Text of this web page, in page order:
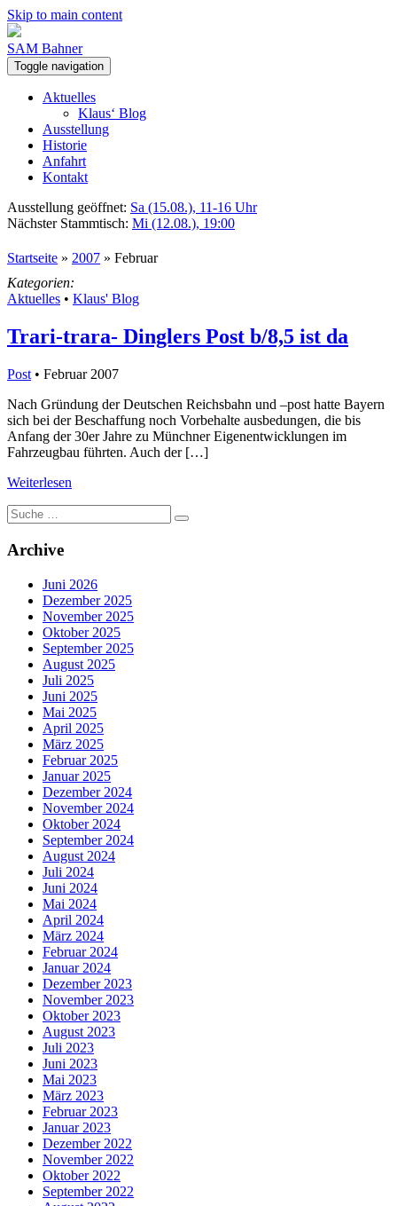
Skip to main content
SAM Bahner
Toggle navigation
Aktuelles
Klaus‘ Blog
Ausstellung
Historie
Anfahrt
Kontakt
Ausstellung geöffnet: Sa (15.08.), 11-16 Uhr
Nächster Stammtisch: Mi (12.08.), 19:00
Startseite » 2007 » Februar
Kategorien:
Aktuelles • Klaus' Blog
Trari-trara- Dinglers Post b/8,5 ist da
Post • Februar 2007
Nach Gründung der Deutschen Reichsbahn und –post hatte Bayern
sich bei der Beschaffung noch Vorbehalte ausbedungen, die bis
Anfang der 30er Jahre zu Münchner Eigenentwicklungen im
Fahrzeugbau führten. Auch der […]
Weiterlesen
Suche
nach:
Archive
Juni 2026
Dezember 2025
November 2025
Oktober 2025
September 2025
August 2025
Juli 2025
Juni 2025
Mai 2025
April 2025
März 2025
Februar 2025
Januar 2025
Dezember 2024
November 2024
Oktober 2024
September 2024
August 2024
Juli 2024
Juni 2024
Mai 2024
April 2024
März 2024
Februar 2024
Januar 2024
Dezember 2023
November 2023
Oktober 2023
August 2023
Juli 2023
Juni 2023
Mai 2023
März 2023
Februar 2023
Januar 2023
Dezember 2022
November 2022
Oktober 2022
September 2022